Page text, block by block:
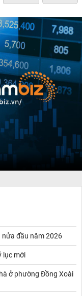
nửa đầu năm 2026
lục mới
ở phường Đồng Xoài